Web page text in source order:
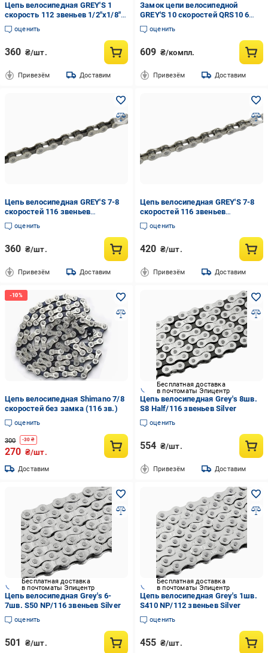
Цепь велосипедная GREY'S 1
скорость 112 звеньев 1/2"x1/8"
S410 NP Silver/Brown (GR24010)
оценить
360 ₴/шт.
Привезём Доставим
Замок цепи велосипедной
GREY'S 10 скоростей QRS10 6
шт. (GR23110)
оценить
609 ₴/компл.
Привезём Доставим
Цепь велосипедная GREY'S 7-8
скоростей 116 звеньев
1/2"х3/32" S52 Half Silver/Brown
(GR24217)
оценить
360 ₴/шт.
Привезём Доставим
Цепь велосипедная GREY'S 7-8
скоростей 116 звеньев
1/2"х3/32" S52 NP Silver
(GR24227)
оценить
420 ₴/шт.
Привезём Доставим
Цепь велосипедная Shimano 7/8
скоростей без замка (116 зв.)
оценить
300 -30 ₴
270 ₴/шт.
Доставим
Бесплатная доставка
в почтоматы Эпицентр
Цепь велосипедная Grey's 8шв.
S8 Half/116 звеньев Silver
оценить
554 ₴/шт.
Привезём Доставим
Бесплатная доставка
в почтоматы Эпицентр
Цепь велосипедная Grey's 6-
7шв. S50 NP/116 звеньев Silver
оценить
501 ₴/шт.
Бесплатная доставка
в почтоматы Эпицентр
Цепь велосипедная Grey's 1шв.
S410 NP/112 звеньев Silver
оценить
455 ₴/шт.